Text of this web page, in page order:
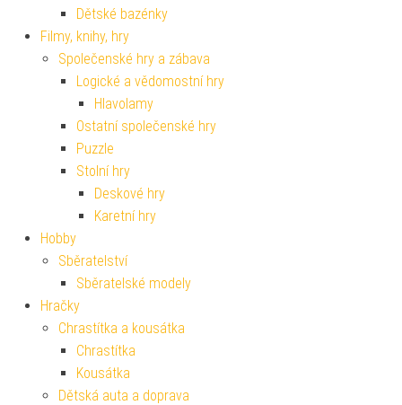
Dětské bazénky
Filmy, knihy, hry
Společenské hry a zábava
Logické a vědomostní hry
Hlavolamy
Ostatní společenské hry
Puzzle
Stolní hry
Deskové hry
Karetní hry
Hobby
Sběratelství
Sběratelské modely
Hračky
Chrastítka a kousátka
Chrastítka
Kousátka
Dětská auta a doprava